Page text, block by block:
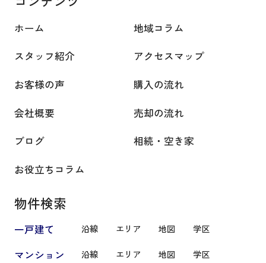
ホーム
地域コラム
スタッフ紹介
アクセスマップ
お客様の声
購入の流れ
会社概要
売却の流れ
ブログ
相続・空き家
お役立ちコラム
物件検索
一戸建て 沿線 エリア 地図 学区
マンション 沿線 エリア 地図 学区